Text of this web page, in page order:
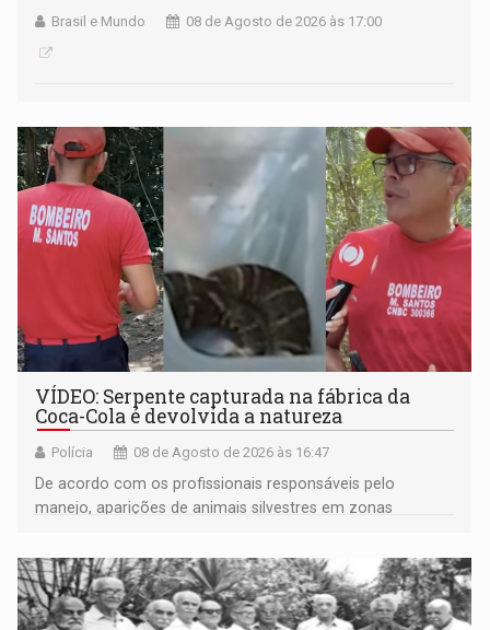
Brasil e Mundo 08 de Agosto de 2026 às 17:00
VÍDEO: Serpente capturada na fábrica da
Coca-Cola é devolvida a natureza
Polícia 08 de Agosto de 2026 às 16:47
De acordo com os profissionais responsáveis pelo
manejo, aparições de animais silvestres em zonas